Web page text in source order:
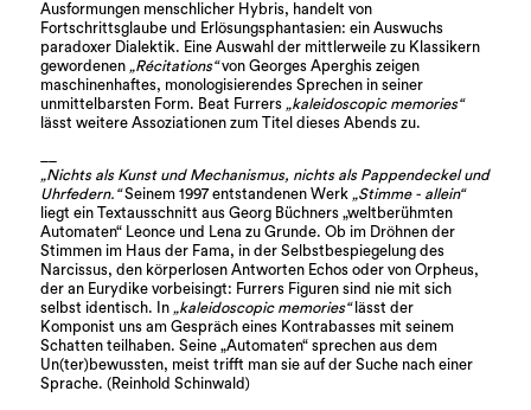
Ausformungen menschlicher Hybris, handelt von
Fortschrittsglaube und Erlösungsphantasien: ein Auswuchs
paradoxer Dialektik. Eine Auswahl der mittlerweile zu Klassikern
gewordenen „Récitations“von Georges Aperghis zeigen
maschinenhaftes, monologisierendes Sprechen in seiner
unmittelbarsten Form. Beat Furrers „kaleidoscopic memories“
lässt weitere Assoziationen zum Titel dieses Abends zu.
„Nichts als Kunst und Mechanismus, nichts als Pappendeckel und
Uhrfedern.“Seinem 1997 entstandenen Werk „Stimme - allein“
liegt ein Textausschnitt aus Georg Büchners „weltberühmten
Automaten“ Leonce und Lena zu Grunde. Ob im Dröhnen der
Stimmen im Haus der Fama, in der Selbstbespiegelung des
Narcissus, den körperlosen Antworten Echos oder von Orpheus,
der an Eurydike vorbeisingt: Furrers Figuren sind nie mit sich
selbst identisch. In „kaleidoscopic memories“lässt der
Komponist uns am Gespräch eines Kontrabasses mit seinem
Schatten teilhaben. Seine „Automaten“ sprechen aus dem
Un(ter)bewussten, meist trifft man sie auf der Suche nach einer
Sprache. (Reinhold Schinwald)